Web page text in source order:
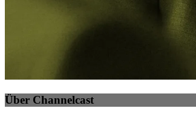
Über Channelcast